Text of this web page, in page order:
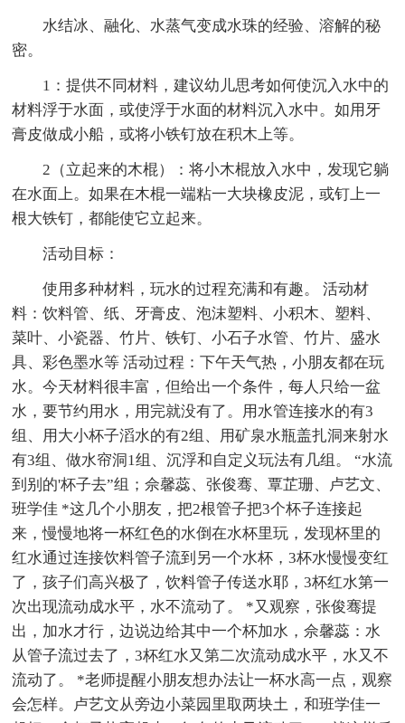
水结冰、融化、水蒸气变成水珠的经验、溶解的秘
密。
1：提供不同材料，建议幼儿思考如何使沉入水中的
材料浮于水面，或使浮于水面的材料沉入水中。如用牙
膏皮做成小船，或将小铁钉放在积木上等。
2（立起来的木棍）：将小木棍放入水中，发现它躺
在水面上。如果在木棍一端粘一大块橡皮泥，或钉上一
根大铁钉，都能使它立起来。
活动目标：
使用多种材料，玩水的过程充满和有趣。 活动材
料：饮料管、纸、牙膏皮、泡沫塑料、小积木、塑料、
菜叶、小瓷器、竹片、铁钉、小石子水管、竹片、盛水
具、彩色墨水等 活动过程：下午天气热，小朋友都在玩
水。今天材料很丰富，但给出一个条件，每人只给一盆
水，要节约用水，用完就没有了。用水管连接水的有3
组、用大小杯子滔水的有2组、用矿泉水瓶盖扎洞来射水
有3组、做水帘洞1组、沉浮和自定义玩法有几组。 “水流
到别的'杯子去”组；佘馨蕊、张俊骞、覃芷珊、卢艺文、
班学佳 *这几个小朋友，把2根管子把3个杯子连接起
来，慢慢地将一杯红色的水倒在水杯里玩，发现杯里的
红水通过连接饮料管子流到另一个水杯，3杯水慢慢变红
了，孩子们高兴极了，饮料管子传送水耶，3杯红水第一
次出现流动成水平，水不流动了。 *又观察，张俊骞提
出，加水才行，边说边给其中一个杯加水，佘馨蕊：水
从管子流过去了，3杯红水又第二次流动成水平，水又不
流动了。 *老师提醒小朋友想办法让一杯水高一点，观察
会怎样。卢艺文从旁边小菜园里取两块土，和班学佳一